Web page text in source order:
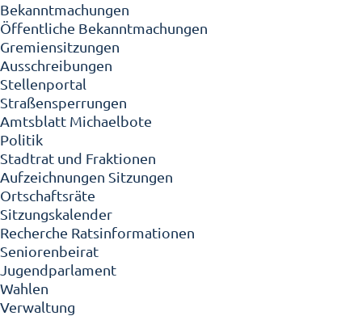
Bekanntmachungen
Öffentliche Bekanntmachungen
Gremiensitzungen
Ausschreibungen
Stellenportal
Straßensperrungen
Amtsblatt Michaelbote
Politik
Stadtrat und Fraktionen
Aufzeichnungen Sitzungen
Ortschaftsräte
Sitzungskalender
Recherche Ratsinformationen
Seniorenbeirat
Jugendparlament
Wahlen
Verwaltung